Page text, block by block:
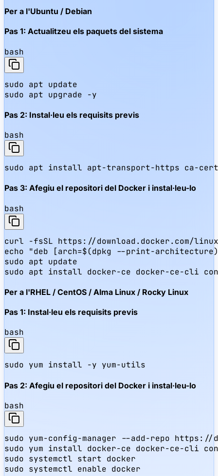
Per a l'Ubuntu / Debian
Pas 1: Actualitzeu els paquets del sistema
bash
sudo apt update
sudo apt upgrade -y
Pas 2: Instal·leu els requisits previs
bash
sudo apt install apt-transport-https ca-
Pas 3: Afegiu el repositori del Docker i instal·leu-lo
bash
curl -fsSL https://download.docker.com/
echo "deb [arch=$(dpkg --print-
sudo apt update
sudo apt install docker-ce docker-ce-cli
Per a l'RHEL / CentOS / Alma Linux / Rocky Linux
Pas 1: Instal·leu els requisits previs
bash
sudo yum install -y yum-utils
Pas 2: Afegiu el repositori del Docker i instal·leu-lo
bash
sudo yum-config-manager --add-repo https://
sudo yum install docker-ce docker-ce-cli
sudo systemctl start docker
sudo systemctl enable docker